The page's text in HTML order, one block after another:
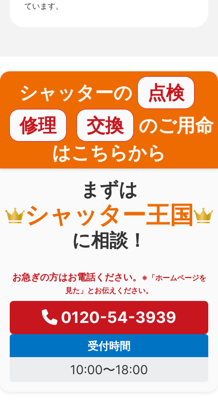
ています。
シャッターの
点検
修理
交換
のご用命
はこちらから
まずは
シャッター王国
に相談！
お急ぎの方はお電話ください。
※「ホームページを
見た」とお伝えください。
0120-54-3939
受付時間
10:00〜18:00